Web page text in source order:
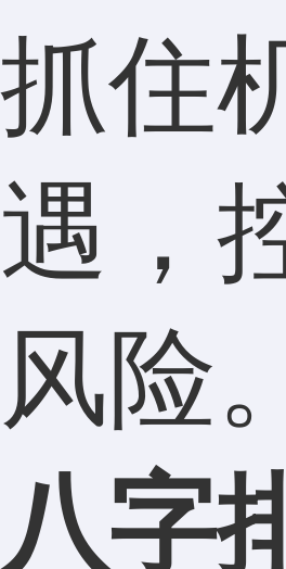
抓住
遇，
风险。
八字